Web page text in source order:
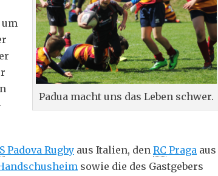
Padua macht uns das Leben schwer.
um
Padova Rugby aus Italien, den RC Praga aus
sowie die des Gastgebers